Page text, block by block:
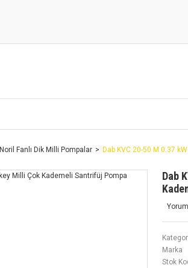
Noril Fanlı Dik Milli Pompalar Dab KVC 20-50 M 0.37
Dab
Marka
Stok